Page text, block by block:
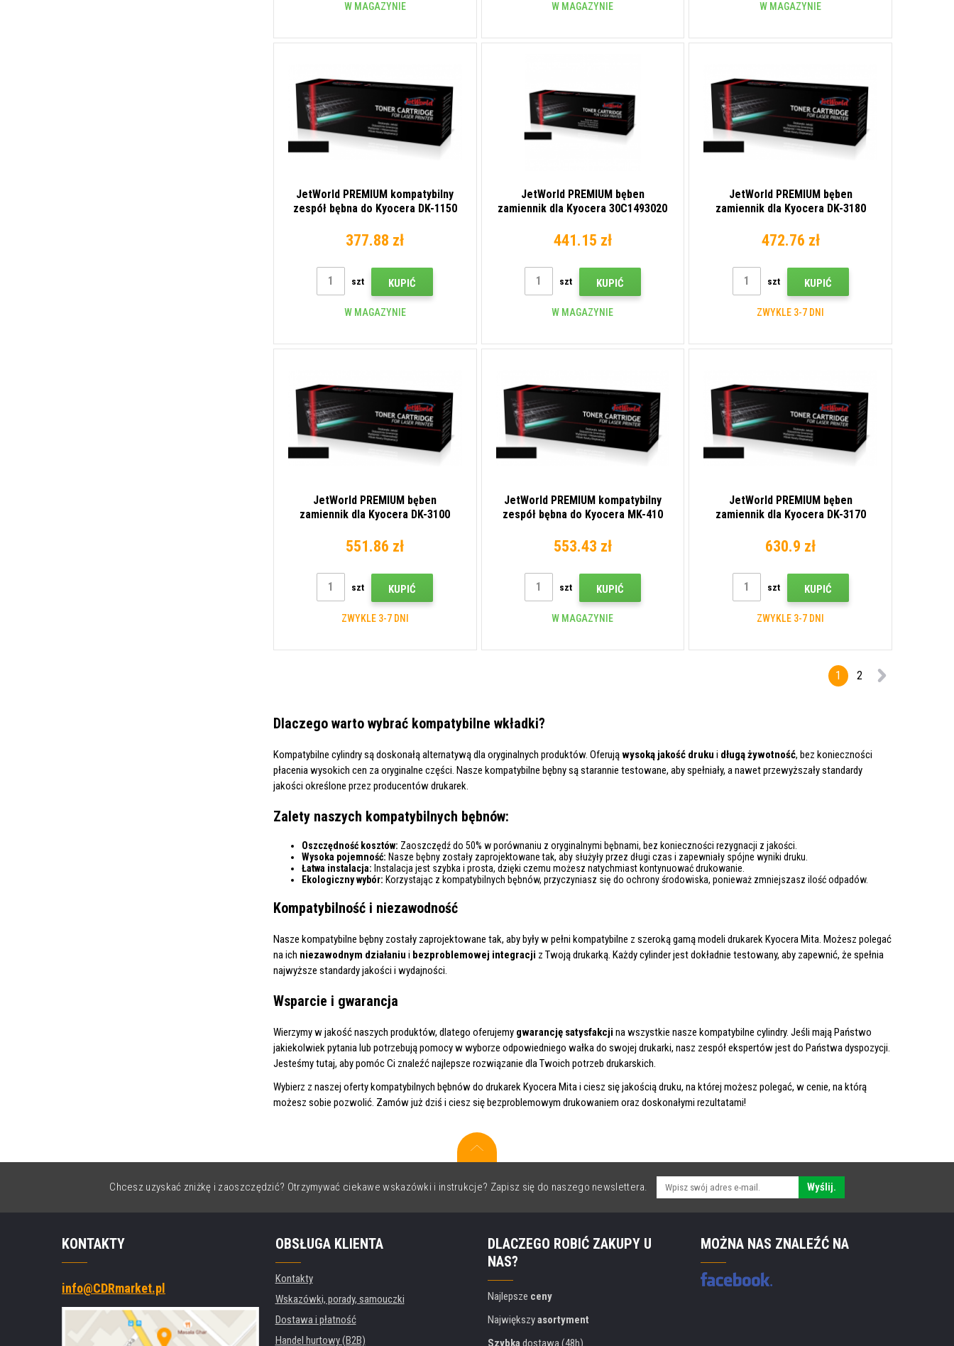
W MAGAZYNIE W MAGAZYNIE W MAGAZYNIE
JetWorld PREMIUM kompatybilny
zespół bębna do Kyocera DK-1150
377.88 zł
szt KUPIĆ
W MAGAZYNIE
JetWorld PREMIUM bęben
zamiennik dla Kyocera 30C1493020
441.15 zł
szt KUPIĆ
W MAGAZYNIE
JetWorld PREMIUM bęben
zamiennik dla Kyocera DK-3180
472.76 zł
szt KUPIĆ
ZWYKLE 3-7 DNI
JetWorld PREMIUM bęben
zamiennik dla Kyocera DK-3100
551.86 zł
szt KUPIĆ
ZWYKLE 3-7 DNI
JetWorld PREMIUM kompatybilny
zespół bębna do Kyocera MK-410
553.43 zł
szt KUPIĆ
W MAGAZYNIE
JetWorld PREMIUM bęben
zamiennik dla Kyocera DK-3170
630.9 zł
szt KUPIĆ
ZWYKLE 3-7 DNI
1 2
Dlaczego warto wybrać kompatybilne wkładki?
Kompatybilne cylindry są doskonałą alternatywą dla oryginalnych produktów. Oferująwysoką jakość druku i długą żywotność, bez konieczności
płacenia wysokich cen za oryginalne części. Nasze kompatybilne bębny są starannie testowane, aby spełniały, a nawet przewyższały standardy
jakości określone przez producentów drukarek.
Zalety naszych kompatybilnych bębnów:
Oszczędność kosztów: Zaoszczędź do 50% w porównaniu z oryginalnymi bębnami, bez konieczności rezygnacji z jakości.
Wysoka pojemność: Nasze bębny zostały zaprojektowane tak, aby służyły przez długi czas i zapewniały spójne wyniki druku.
Łatwa instalacja: Instalacja jest szybka i prosta, dzięki czemu możesz natychmiast kontynuować drukowanie.
Ekologiczny wybór: Korzystając z kompatybilnych bębnów, przyczyniasz się do ochrony środowiska, ponieważ zmniejszasz ilość odpadów.
Kompatybilność i niezawodność
Nasze kompatybilne bębny zostały zaprojektowane tak, aby były w pełni kompatybilne z szeroką gamą modeli drukarek Kyocera Mita. Możesz polegać
na ich niezawodnym działaniu i bezproblemowej integracji z Twoją drukarką. Każdy cylinder jest dokładnie testowany, aby zapewnić, że spełnia
najwyższe standardy jakości i wydajności.
Wsparcie i gwarancja
Wierzymy w jakość naszych produktów, dlatego oferujemy gwarancję satysfakcji na wszystkie nasze kompatybilne cylindry. Jeśli mają Państwo
jakiekolwiek pytania lub potrzebują pomocy w wyborze odpowiedniego wałka do swojej drukarki, nasz zespół ekspertów jest do Państwa dyspozycji.
Jesteśmy tutaj, aby pomóc Ci znaleźć najlepsze rozwiązanie dla Twoich potrzeb drukarskich.
Wybierz z naszej oferty kompatybilnych bębnów do drukarek Kyocera Mita i ciesz się jakością druku, na której możesz polegać, w cenie, na którą
możesz sobie pozwolić. Zamów już dziś i ciesz się bezproblemowym drukowaniem oraz doskonałymi rezultatami!
Chcesz uzyskać zniżkę i zaoszczędzić? Otrzymywać ciekawe wskazówki i instrukcje? Zapisz się do naszego newslettera. Wyślij.
KONTAKTY
info@CDRmarket.pl
OBSŁUGA KLIENTA
Kontakty
Wskazówki, porady, samouczki
Dostawa i płatność
Handel hurtowy (B2B)
DLACZEGO ROBIĆ ZAKUPY U
NAS?
Najlepsze ceny
Największyasortyment
Szybka dostawa (48h)
MOŻNA NAS ZNALEŹĆ NA